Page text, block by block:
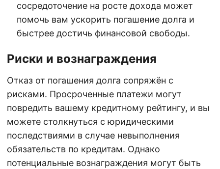
сосредоточение на росте дохода может
помочь вам ускорить погашение долга и
быстрее достичь финансовой свободы.
Риски и вознаграждения
Отказ от погашения долга сопряжён с
рисками. Просроченные платежи могут
повредить вашему кредитному рейтингу, и вы
можете столкнуться с юридическими
последствиями в случае невыполнения
обязательств по кредитам. Однако
потенциальные вознаграждения могут быть